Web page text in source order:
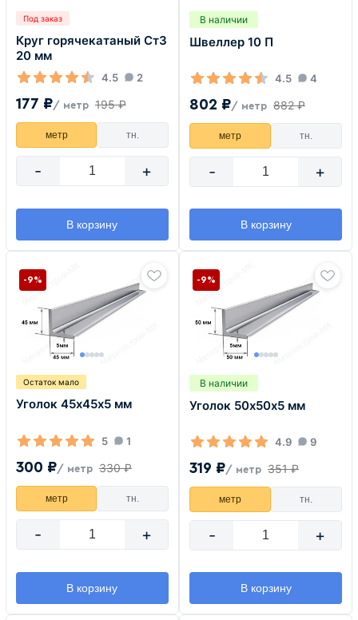
Под заказ
Круг горячекатаный Ст3
20 мм
4.5 2
177 ₽/ метр 195 ₽
метр тн.
- +
В корзину
В наличии
Швеллер 10 П
4.5 4
802 ₽/ метр 882 ₽
метр тн.
- +
В корзину
Остаток мало
Уголок 45х45х5 мм
5 1
300 ₽/ метр 330 ₽
-9%
метр тн.
- +
В корзину
В наличии
Уголок 50х50х5 мм
4.9 9
319 ₽/ метр 351 ₽
-9%
метр тн.
- +
В корзину